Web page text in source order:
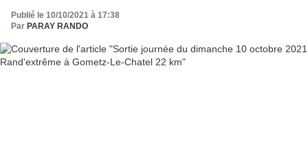
Publié le 10/10/2021 à 17:38
Par PARAY RANDO